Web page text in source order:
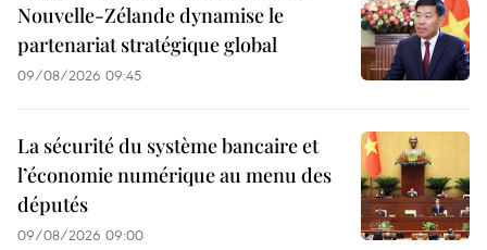
Nouvelle-Zélande dynamise le
partenariat stratégique global
09/08/2026 09:45
La sécurité du système bancaire et
l’économie numérique au menu des
députés
09/08/2026 09:00